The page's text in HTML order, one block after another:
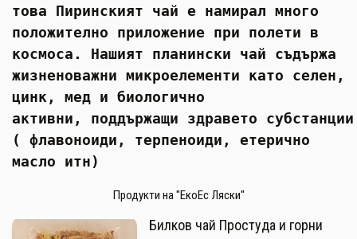
това Пиринският чай е намирал много
положително приложение при полети в
космоса. Нашият планински чай съдържа
жизненоважни микроелементи като селен,
цинк, мед и биологично
активни, поддържащи здравето субстанции
( флавоноиди, терпеноиди, етерично
масло итн)
Продукти на "ЕкоЕс Ляски"
Билков чай Простуда и горни